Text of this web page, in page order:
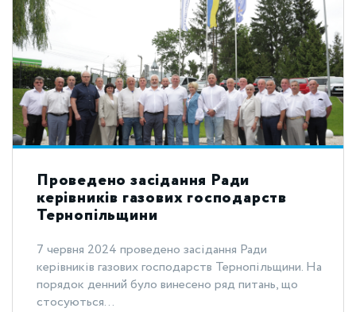
Проведено засідання Ради
керівників газових господарств
Тернопільщини
7 червня 2024 проведено засідання Ради
керівників газових господарств Тернопільщини. На
порядок денний було винесено ряд питань, що
стосуються...